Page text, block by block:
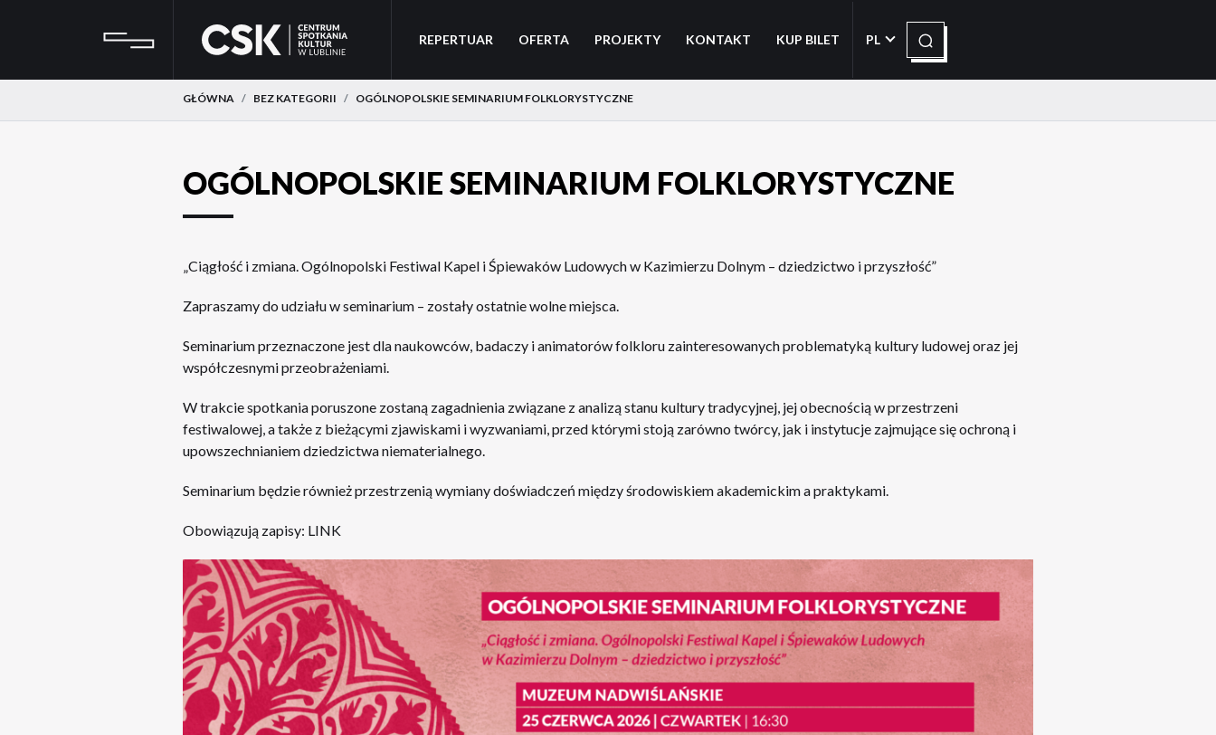
REPERTUAR OFERTA PROJEKTY KONTAKT KUP BILET PL Szukaj
GŁÓWNA BEZ KATEGORII OGÓLNOPOLSKIE SEMINARIUM FOLKLORYSTYCZNE
OGÓLNOPOLSKIE SEMINARIUM FOLKLORYSTYCZNE
„Ciągłość i zmiana. Ogólnopolski Festiwal Kapel i Śpiewaków Ludowych w Kazimierzu Dolnym – dziedzictwo i przyszłość”
Zapraszamy do udziału w seminarium – zostały ostatnie wolne miejsca.
Seminarium przeznaczone jest dla naukowców, badaczy i animatorów folkloru zainteresowanych problematyką kultury ludowej oraz jej
współczesnymi przeobrażeniami.
W trakcie spotkania poruszone zostaną zagadnienia związane z analizą stanu kultury tradycyjnej, jej obecnością w przestrzeni
festiwalowej, a także z bieżącymi zjawiskami i wyzwaniami, przed którymi stoją zarówno twórcy, jak i instytucje zajmujące się ochroną i
upowszechnianiem dziedzictwa niematerialnego.
Seminarium będzie również przestrzenią wymiany doświadczeń między środowiskiem akademickim a praktykami.
Obowiązują zapisy: LINK